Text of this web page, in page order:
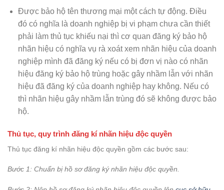
Được bảo hộ tên thương mại một cách tự động. Điều
đó có nghĩa là doanh nghiệp bị vi phạm chưa cần thiết
phải làm thủ tục khiếu nại thì cơ quan đăng ký bảo hộ
nhãn hiệu có nghĩa vụ rà xoát xem nhãn hiệu của doanh
nghiệp mình đã đăng ký nếu có bị đơn vị nào có nhãn
hiệu đăng ký bảo hộ trùng hoặc gây nhầm lẫn với nhãn
hiệu đã đăng ký của doanh nghiệp hay không. Nếu có
thì nhãn hiệu gây nhầm lẫn trùng đó sẽ không được bảo
hộ.
Thủ tục, quy trình đăng kí nhãn hiệu độc quyền
Thủ tục đăng kí nhãn hiệu độc quyền gồm các bước sau:
Bước 1: Chuẩn bị hồ sơ đăng ký nhãn hiệu độc quyền.